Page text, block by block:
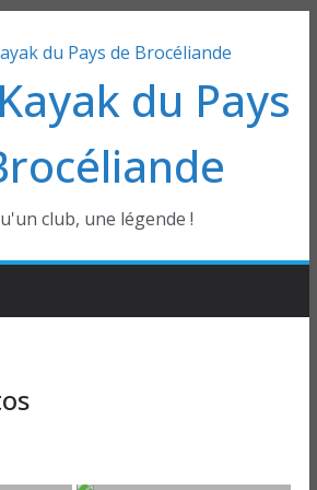
du Pays
club, une légende !